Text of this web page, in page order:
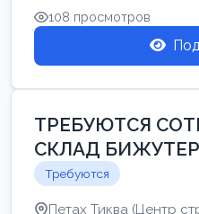
108 просмотров
ТРЕБУЮТСЯ
СКЛАД
Требуются
Петах Тиква (Центр